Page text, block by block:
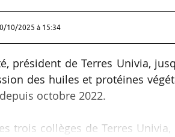
10/2025 à 15:34
président de Terres Univia,
des huiles et protéines
octobre 2022.
trois collèges de Terres